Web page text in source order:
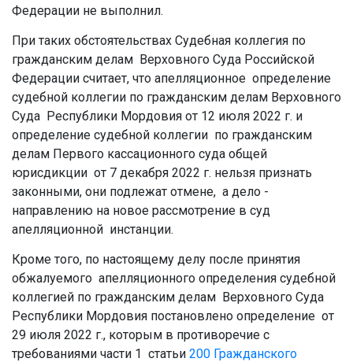
Федерации не выполнил.
При таких обстоятельствах Судебная коллегия по
гражданским делам Верховного Суда Российской
Федерации считает, что апелляционное определение
судебной коллегии по гражданским делам Верховного
Суда Республики Мордовия от 12 июля 2022 г. и
определение судебной коллегии по гражданским
делам Первого кассационного суда общей
юрисдикции от 7 декабря 2022 г. нельзя признать
законными, они подлежат отмене, а дело -
направлению на новое рассмотрение в суд
апелляционной инстанции.
Кроме того, по настоящему делу после принятия
обжалуемого апелляционного определения судебной
коллегией по гражданским делам Верховного Суда
Республики Мордовия постановлено определение от
29 июля 2022 г., которым в противоречие с
требованиями части 1 статьи 200 Гражданского